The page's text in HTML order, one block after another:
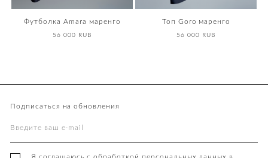
⁠Футболка Amara маренго
56 000 RUB
⁠Топ Goro маренго
56 000 RUB
Подписаться на обновления